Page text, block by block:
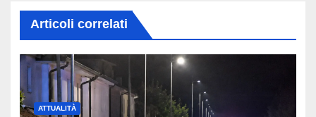
Articoli correlati
ATTUALITÀ